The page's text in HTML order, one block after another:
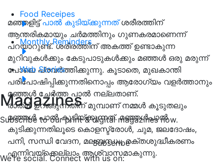
Food Receipes
Monthly Reminders
Web Stories
Magazines
Subscribe to our print & digital magazines now.
Subscribe
We're social. Connect with us on:
മഞ്ഞളിട്ട്പാൽ കുടിയ്ക്കുന്നത്ശരീരത്തിന്
ആന്തരികമായും ചർമത്തിനും ഗുണകരമാണെന്ന്
പറയാറുണ്ട്. ശരീരത്തിന് അകത്ത് ഉണ്ടാകുന്ന
മുറിവുകൾക്കും കേടുപാടുകൾക്കും മഞ്ഞൾ ഒരു മരുന്ന്
പോലെ പ്രവർത്തിക്കുന്നു. കൂടാതെ, മുഖകാന്തി
പരിപോഷിപ്പിക്കുന്നതിനൊപ്പം ആരോഗ്യം വളർത്താനും
മഞ്ഞൾ ചേർത്ത പാൽ നല്ലതാണ്.
രാത്രി ഉറങ്ങുന്നതിന് മുമ്പാണ് നമ്മൾ കൂടുതലും
മഞ്ഞൾ പാൽ കുടിയ്ക്കുന്നത്. മഞ്ഞൾപാൽ
കുടിക്കുന്നതിലൂടെ കൊളസ്ട്രോൾ, ചുമ, ജലദോഷം,
പനി, സന്ധി വേദന, മലബന്ധം, രക്തശുദ്ധീകരണം
എന്നിവയ്ക്കെല്ലാം ആശ്വാസമാകുന്നു.